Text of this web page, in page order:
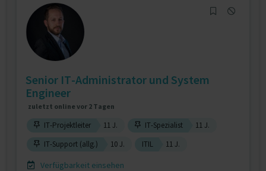
Senior IT-Administrator und System
Engineer
zuletzt online vor 2 Tagen
IT-Projektleiter 11 J. IT-Spezialist
11 J.
IT-Support (allg.)
10 J. ITIL 11 J.
Verfügbarkeit einsehen